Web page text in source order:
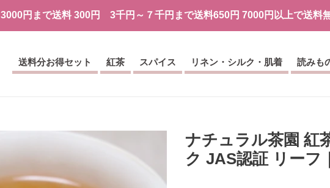
3000円まで送料 300円 3千円～７千円まで送料650円 7000円以上で送料
送料分お得セット 紅茶 スパイス リネン・シルク・肌着 読みも
ナチュラル茶園 紅
ク JAS認証 リーフ